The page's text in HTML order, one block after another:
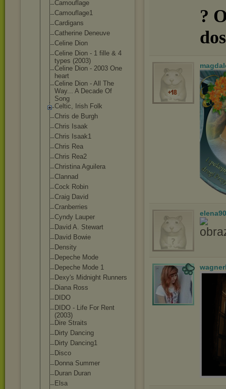
Camouflage
Camouflage1
Cardigans
Catherine Deneuve
Celine Dion
Celine Dion - 1 fille & 4
types (2003)
Celine Dion - 2003 One
heart
Celine Dion - All The
Way... A Decade Of
Song
Celtic, Irish Folk
Chris de Burgh
Chris Isaak
Chris Isaak1
Chris Rea
Chris Rea2
Christina Aguilera
Clannad
Cock Robin
Craig David
Cranberries
Cyndy Lauper
David A. Stewart
David Bowie
Density
Depeche Mode
Depeche Mode 1
Dexy's Midnight Runners
Diana Ross
DIDO
DIDO - Life For Rent
(2003)
Dire Straits
Dirty Dancing
Dirty Dancing1
Disco
Donna Summer
Duran Duran
Elsa
?
elena90